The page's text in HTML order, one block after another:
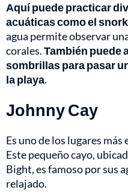
Aquí puede practicar
acuáticas como el
agua permite observar
corales.También puede
sombrillas para pasar
la playa.
Johnny Cay
Es uno de los lugares
Este pequeño cayo,
Bight, es famoso por sus
relajado.